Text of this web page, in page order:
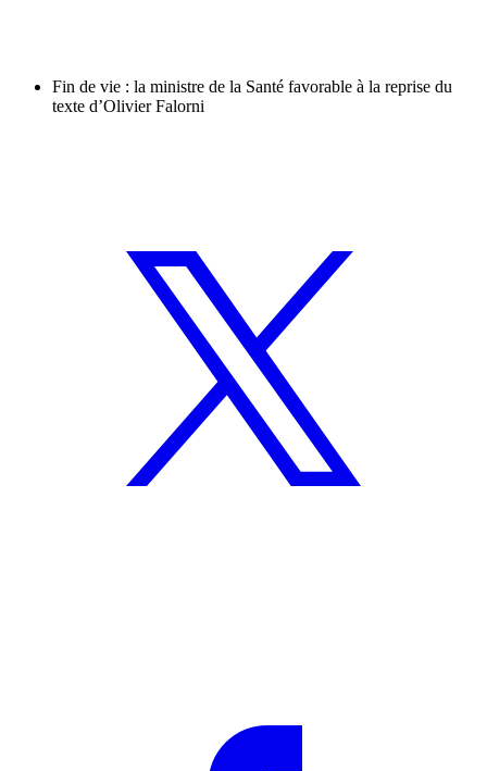
Fin de vie : la ministre de la Santé favorable à la reprise du
texte d’Olivier Falorni